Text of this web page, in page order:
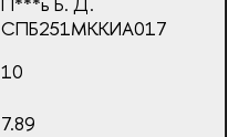
СПБ251МККИА017
10
7.89